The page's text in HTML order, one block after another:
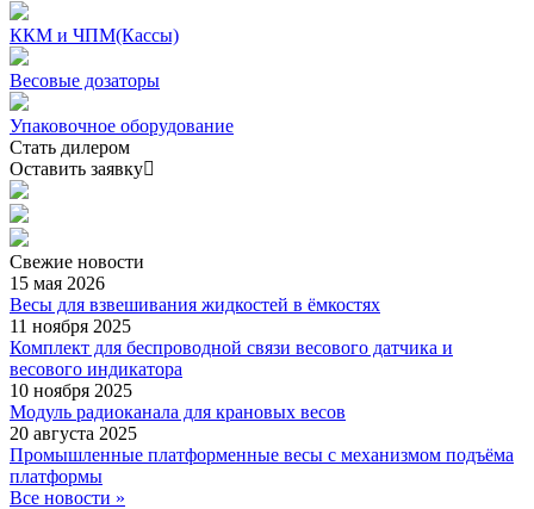
ККМ и ЧПМ(Кассы)
Весовые дозаторы
Упаковочное оборудование
Стать дилером
Оставить заявку
Свежие новости
15 мая 2026
Весы для взвешивания жидкостей в ёмкостях
11 ноября 2025
Комплект для беспроводной связи весового датчика и
весового индикатора
10 ноября 2025
Модуль радиоканала для крановых весов
20 августа 2025
Промышленные платформенные весы с механизмом подъёма
платформы
Все новости »